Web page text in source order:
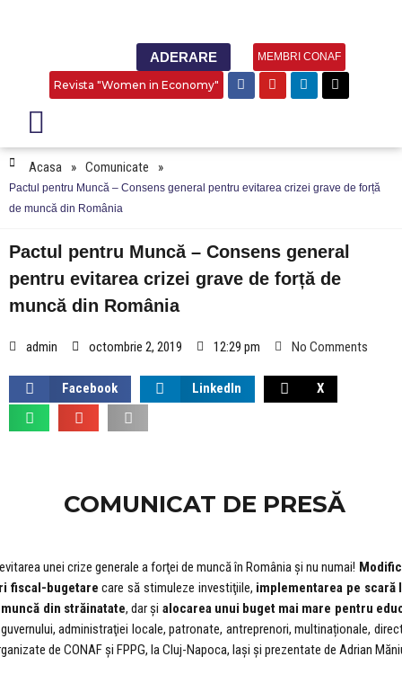
ADERARE MEMBRI CONAF
Revista "Women in Economy"
Acasa » Comunicate »
Pactul pentru Muncă – Consens general pentru evitarea crizei grave de forță
de muncă din România
Pactul pentru Muncă – Consens general
pentru evitarea crizei grave de forță de
muncă din România
admin octombrie 2, 2019 12:29 pm No Comments
Facebook LinkedIn X
COMUNICAT DE PRESĂ
unei crize generale a forţei de muncă în România şi nu numai! M
fiscal-bugetare care să stimuleze investiţiile, implementarea pe scară
din străinatate, dar şi alocarea unui buget mai mare pentru
administraţiei locale, patronate, antreprenori, multinaționale,
de CONAF şi FPPG, la Cluj-Napoca, Iaşi și prezentate de Adrian